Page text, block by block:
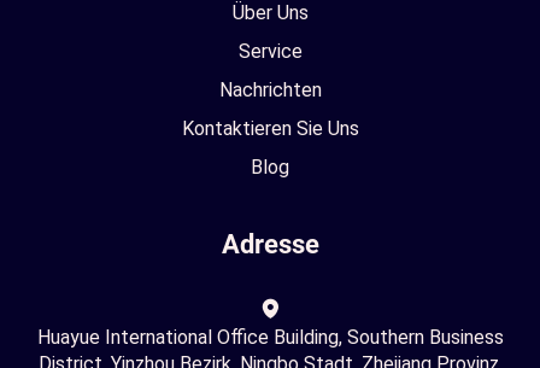
Über Uns
Service
Nachrichten
Kontaktieren Sie Uns
Blog
Adresse
Huayue International Office Building, Southern Business